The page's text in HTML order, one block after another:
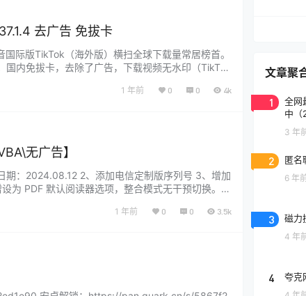
去广告 免拔卡
际版TikTok（海外版）横扫全球下载量常居榜首。
内免拔卡，去除了广告，下载视频无水印（TikTok
域功能向导 – 可以自…...
1 年前 0 0 4k
无广告】
期：2024.08.12 2、添加电信定制版序列号 3、增加
PDF 默认阅读器选项，整合模式无干预切换。
1 年前 0 0 3.5k
文章聚
1
全网
中（
3 年
2 匿名
6 年
3 磁力
4 年
4 夸克